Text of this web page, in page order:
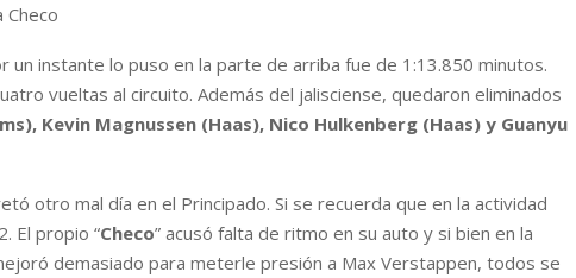
un instante lo puso en la parte de arriba fue de 1:13.850 minutos.
vueltas al circuito. Además del jalisciense, quedaron eliminados
Kevin Magnussen (Haas), Nico Hulkenberg (Haas) y Guanyu
otro mal día en el Principado. Si se recuerda que en la actividad
El propio “Checo” acusó falta de ritmo en su auto y si bien en la
demasiado para meterle presión a Max Verstappen, todos se